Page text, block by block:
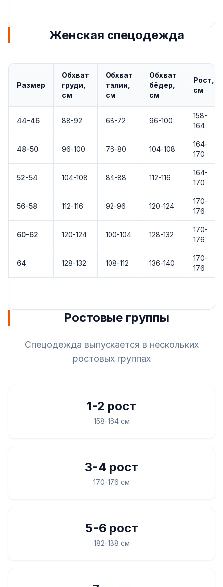
Женская спецодежда
Размер
Обхват
груди,
см
Обхват
талии,
см
Обхват
бёдер,
см
Рост,
см
44-46 88-92 68-72 96-100
158-
164
48-50 96-100 76-80 104-108
164-
170
52-54 104-108 84-88 112-116
164-
170
56-58 112-116 92-96 120-124
170-
176
60-62 120-124 100-104 128-132
170-
176
64 128-132 108-112 136-140
170-
176
Ростовые группы
Спецодежда выпускается в нескольких
ростовых группах
1-2 рост
158-164 см
3-4 рост
170-176 см
5-6 рост
182-188 см